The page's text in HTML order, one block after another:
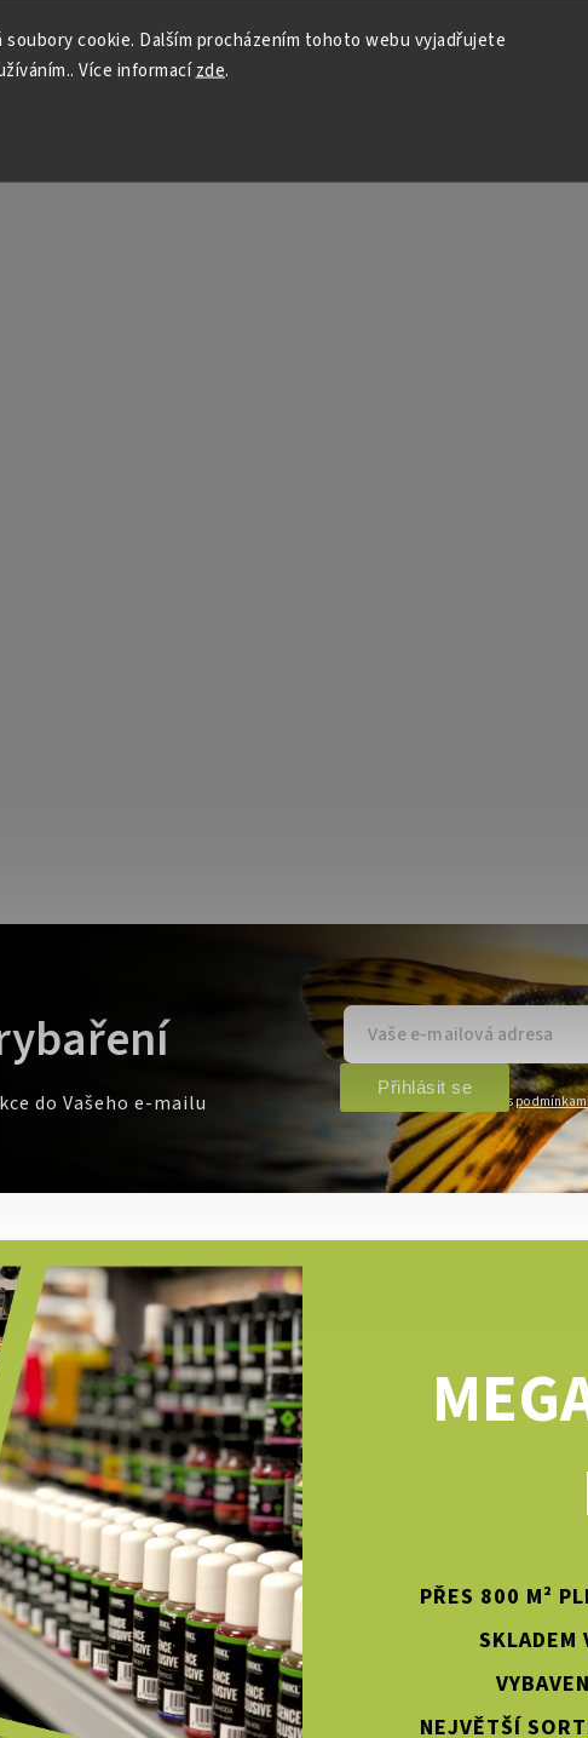
soubory cookie. Dalším procházením tohoto webu vyjadřujete
Více informacízde.
PŘES 800 M²
NEJVĚTŠÍ
do Vašeho e-mailu Vložením e-mailu souhlasíte s
Přihlásit se